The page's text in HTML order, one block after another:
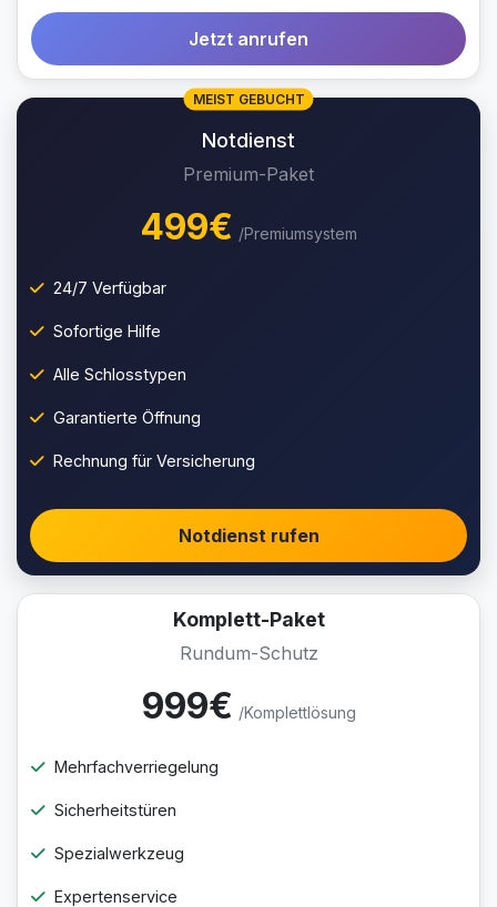
Jetzt anrufen
MEIST GEBUCHT
Notdienst
Premium-Paket
499€ /Premiumsystem
24/7 Verfügbar
Sofortige Hilfe
Alle Schlosstypen
Garantierte Öffnung
Rechnung für Versicherung
Notdienst rufen
Komplett-Paket
Rundum-Schutz
999€ /Komplettlösung
Mehrfachverriegelung
Sicherheitstüren
Spezialwerkzeug
Expertenservice